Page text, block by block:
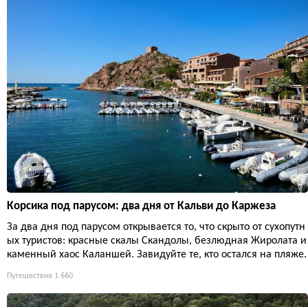
Корсика под парусом: два дня от Кальви до Каржеза
За два дня под парусом открывается то, что скрыто от сухопутн
ых туристов: красные скалы Скандолы, безлюдная Жиролата и
каменный хаос Каланшей. Завидуйте те, кто остался на пляже.
Путешествия 1 660